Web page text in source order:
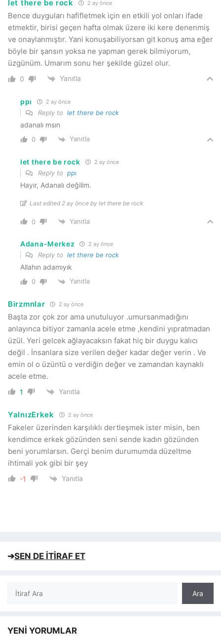
let there be rock 2 ay önce
Bence duyguları hafifletmek için en etkili yol onları ifade
etmektir, birisi geçen hafta olmak üzere iki kere denenmiş
ve onaylanmıştır. Yani konuşabiliyorsan git konuş ama eğer
böyle bir şansın yoksa ne yapman gerek bilmiyorum,
üzgünüm. Umarım sonu her şekilde güzel olur.
0 Yanıtla
ppı 2 ay önce
Reply to let there be rock
adanalı msın
0 Yanıtla
let there be rock 2 ay önce
Reply to ppı
Hayır, Adanalı değilim.
Last edited 2 ay önce by let there be rock
0 Yanıtla
Adana-Merkez 2 ay önce
Reply to let there be rock
Allahın adamıyık
0 Yanıtla
Birzmnlar 2 ay önce
Başta zor çok zor ama unutuluyor .umursanmadığını
anlayınca bitiyor zamanla acele etme ,kendini yıpratmadan
üzül. Yeri gelcek ağlayacaksın fakat hiç bir duygu kalıcı
değil . İnsanlara size verilen değer kadar değer verin . Ve
emin ol o üzüntü o verdiğin değer ve zamandan kaynaklı
acele etme.
1 Yanıtla
YalnızErkek 2 ay önce
Fakeler üzerinden karşılıklı dertleşmek ister misin, ben
kendimce erkek gözünden seni sende kadın gözünden
beni yorumlarsın. Gerçi benim durumumda düzeltme
ihtimali yok gibi bir şey
-1 Yanıtla
➔SEN DE İTİRAF ET
Ara
Ara
YENİ YORUMLAR